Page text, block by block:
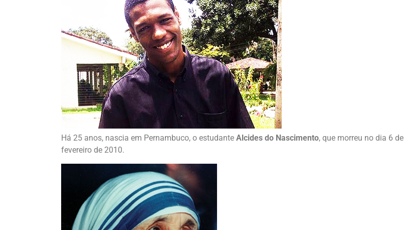
Há 25 anos, nascia em Pernambuco, o estudante Alcides do Nascimento, que morreu no dia 6 de
fevereiro de 2010.